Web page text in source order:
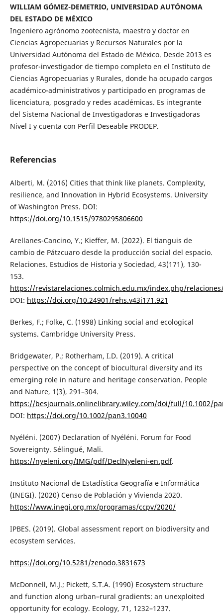
WILLIAM GÓMEZ-DEMETRIO, UNIVERSIDAD AUTÓNOMA
DEL ESTADO DE MÉXICO
Ingeniero agrónomo zootecnista, maestro y doctor en
Ciencias Agropecuarias y Recursos Naturales por la
Universidad Autónoma del Estado de México. Desde 2013 es
profesor-investigador de tiempo completo en el Instituto de
Ciencias Agropecuarias y Rurales, donde ha ocupado cargos
académico-administrativos y participado en programas de
licenciatura, posgrado y redes académicas. Es integrante
del Sistema Nacional de Investigadoras e Investigadoras
Nivel I y cuenta con Perfil Deseable PRODEP.
Referencias
Alberti, M. (2016) Cities that think like planets. Complexity,
resilience, and Innovation in Hybrid Ecosystems. University
of Washington Press. DOI:
https://doi.org/10.1515/9780295806600
Arellanes-Cancino, Y.; Kieffer, M. (2022). El tianguis de
cambio de Pátzcuaro desde la producción social del espacio.
Relaciones. Estudios de Historia y Sociedad, 43(171), 130-
153.
https://revistarelaciones.colmich.edu.mx/index.php/
DOI: https://doi.org/10.24901/rehs.v43i171.921
Berkes, F.; Folke, C. (1998) Linking social and ecological
systems. Cambridge University Press.
Bridgewater, P.; Rotherham, I.D. (2019). A critical
perspective on the concept of biocultural diversity and its
emerging role in nature and heritage conservation. People
and Nature, 1(3), 291–304.
https://besjournals.onlinelibrary.wiley.com/doi/full/10.1002/
DOI: https://doi.org/10.1002/pan3.10040
Nyéléni. (2007) Declaration of Nyéléni. Forum for Food
Sovereignty. Sélingué, Mali.
https://nyeleni.org/IMG/pdf/DeclNyeleni-en.pdf.
Instituto Nacional de Estadística Geografía e Informática
(INEGI). (2020) Censo de Población y Vivienda 2020.
https://www.inegi.org.mx/programas/ccpv/2020/
IPBES. (2019). Global assessment report on biodiversity and
ecosystem services.
https://doi.org/10.5281/zenodo.3831673
McDonnell, M.J.; Pickett, S.T.A. (1990) Ecosystem structure
and function along urban–rural gradients: an unexploited
opportunity for ecology. Ecology, 71, 1232–1237.